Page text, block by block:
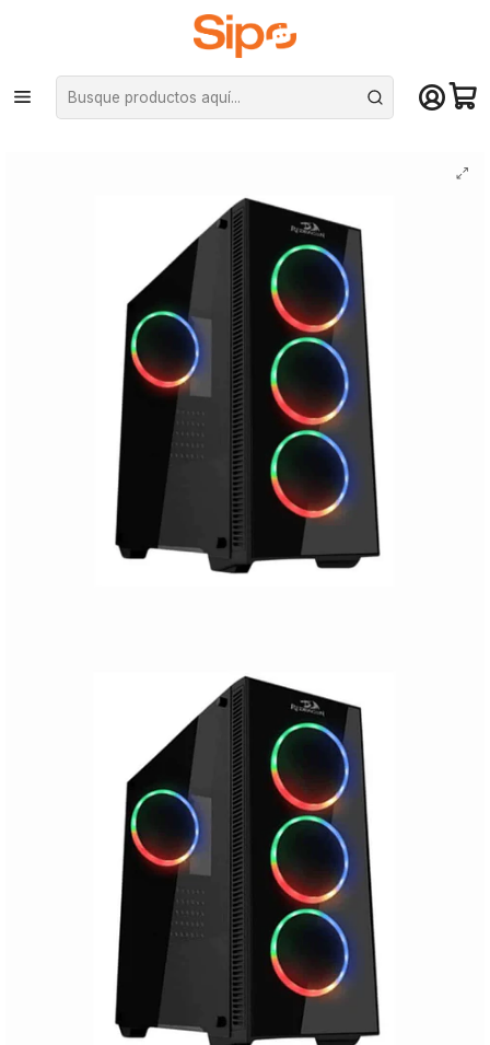
¡Compra hasta mediodía y recibe hoy! De lunes a sábado en el gran
Santiago. Envío gratis desde $29.990
Inicio Pc Armadas
Pc Indominus Ryzen 5, 5600g, Radeon Vega 8, Ram 16GB, SSD 500GB